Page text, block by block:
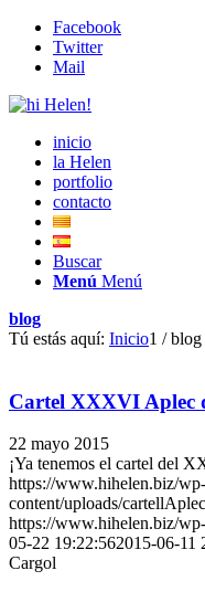
Facebook
Twitter
Mail
inicio
la Helen
portfolio
contacto
Buscar
Menú Menú
blog
Tú estás aquí: Inicio1 / blog
Cartel XXXVI Aplec
22 mayo 2015
¡Ya tenemos el cartel del
https://www.hihelen.biz/wp-
content/uploads/
https://www.hihelen.biz/
05-22 19:22:562015-06-11
Cargol